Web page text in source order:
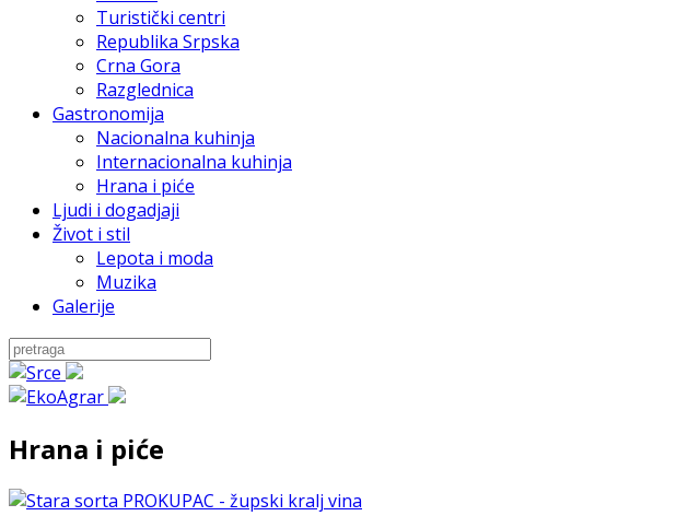
Turistički centri
Republika Srpska
Crna Gora
Razglednica
Gastronomija
Nacionalna kuhinja
Internacionalna kuhinja
Hrana i piće
Ljudi i dogadjaji
Život i stil
Lepota i moda
Muzika
Galerije
Hrana i piće